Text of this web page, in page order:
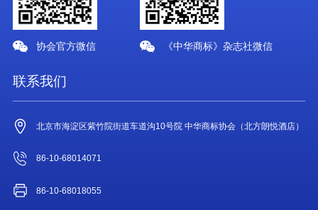
联系我们
北京市海淀区紫竹院街道车道沟10号院 中华商标协会（北方朗悦酒店）
86-10-68014071
86-10-68018055
协会官方微信 《中华商标》杂志社微信